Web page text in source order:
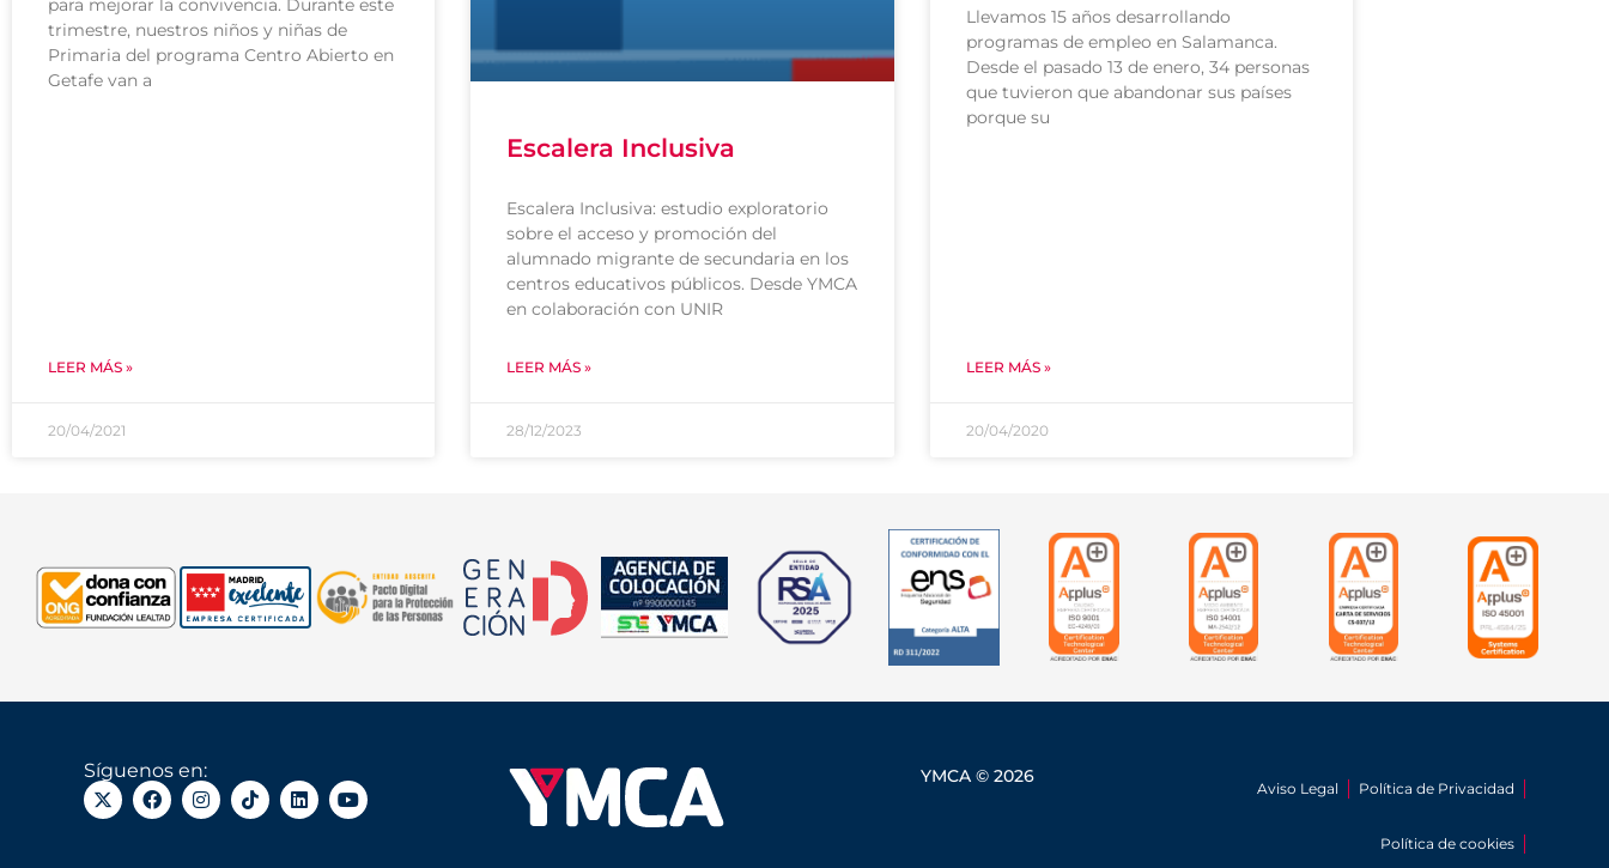
para mejorar la convivencia. Durante este
trimestre, nuestros niños y niñas de
Primaria del programa Centro Abierto en
Getafe van a
LEER MÁS »
20/04/2021
Escalera Inclusiva
Escalera Inclusiva: estudio exploratorio
sobre el acceso y promoción del
alumnado migrante de secundaria en los
centros educativos públicos. Desde YMCA
en colaboración con UNIR
LEER MÁS »
28/12/2023
Llevamos 15 años desarrollando
programas de empleo en Salamanca.
Desde el pasado 13 de enero, 34 personas
que tuvieron que abandonar sus países
porque su
LEER MÁS »
20/04/2020
Síguenos en: YMCA © 2026
Aviso Legal Política de Privacidad
Política de cookies